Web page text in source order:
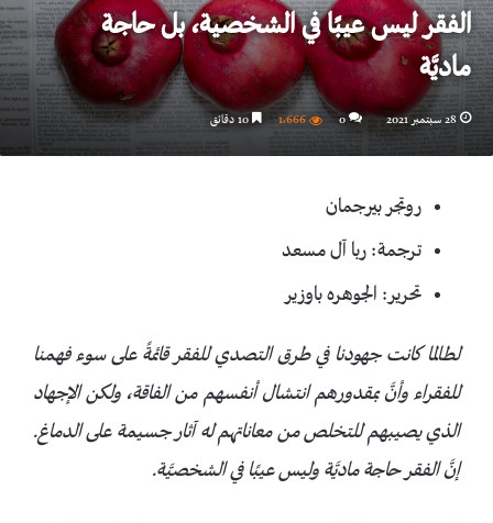
الفقر ليس عيبًا في الشخصية، بل حاجة
ماديَّة
28 سبتمبر 2021 0 1٬666
روتجر بيرجمان
ترجمة: ربا آل مسعد
تحرير: الجوهره باوزير
لطالما كانت جهودنا في طرق التصدي للفقر قائمةً على سوء فهمنا
للفقراء وأنَّ بمقدورهم انتشال أنفسهم من الفاقة، ولكن الإجهاد
الذي يصيبهم للتخلص من معاناتهم له آثار جسيمة على الدماغ.
إنَّ الفقر حاجة ماديَّة وليس عيبًا في الشخصيَّة.